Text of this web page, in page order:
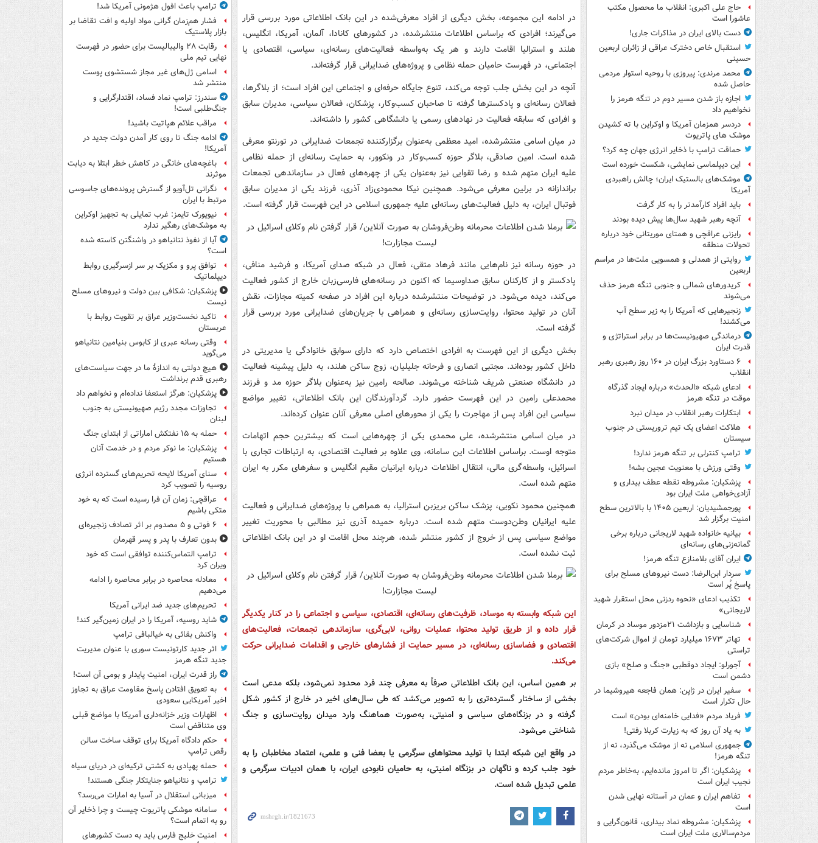
حاج علی اکبری: انقلاب ما محصول مکتب
عاشورا است
دست بالای ایران در مذاکرات جاری!
استقبال خاص دخترک عراقی از زائران اربعین
حسینی
محمد مرندی: پیروزی با روحیه استوار مردمی
حاصل شده
اجازه باز شدن مسیر دوم در تنگه هرمز را
نخواهیم داد
دردسر همزمان آمریکا و اوکراین با ته کشیدن
موشک های پاتریوت
حماقت ترامپ با ذخایر انرژی جهان چه کرد؟
این دیپلماسی نمایشی، شکست خورده است
موشک‌های بالستیک ایران؛ چالش راهبردی
آمریکا
باید افراد کارآمدتر را به کار گرفت
آنچه رهبر شهید سال‌ها پیش دیده بودند
رایزنی عراقچی و همتای موریتانی خود درباره
تحولات منطقه
روایتی از همدلی و همسویی ملت‌ها در مراسم
اربعین
کریدورهای شمالی و جنوبی تنگه هرمز حذف
می‌شوند
زنجیرهایی که آمریکا را به زیر سطح آب
می‌کشند!
درماندگی صهیونیست‌ها در برابر استراتژی و
قدرت ایران
۶ دستاورد بزرگ ایران در ۱۶۰ روز رهبری رهبر
انقلاب
ادعای شبکه «الحدث» درباره ایجاد گذرگاه
موقت در تنگه هرمز
ابتکارات رهبر انقلاب در میدان نبرد
هلاکت اعضای یک تیم تروریستی در جنوب
سیستان
ترامپ کنترلی بر تنگه هرمز ندارد!
وقتی ورزش با معنویت عجین بشه!
پزشکیان: مشروطه نقطه عطف بیداری و
آزادی‌خواهی ملت ایران بود
پورجمشیدیان: اربعین ۱۴۰۵ با بالاترین سطح
امنیت برگزار شد
بیانیه خانواده شهید لاریجانی درباره برخی
گمانه‌زنی‌های رسانه‌ای
ایران آقای بلامنازع تنگه هرمز!
سردار ابن‌الرضا: دست نیروهای مسلح برای
پاسخ پُر است
تکذیب ادعای «نحوه ردزنی محل استقرار شهید
لاریجانی»
شناسایی و بازداشت ۲۱مزدور موساد در کرمان
تهاتر ۱۶۷۳ میلیارد تومان از اموال شرکت‌های
تراستی
آجورلو: ایجاد دوقطبی «جنگ و صلح‌» بازی
دشمن است
سفیر ایران در ژاپن: همان فاجعه هیروشیما در
حال تکرار است
فریاد مردم «فدایی خامنه‌ای بودن» است
به یاد آن روز که به زیارت کربلا رفتی!
جمهوری اسلامی نه از موشک می‌گذرد، نه از
تنگه هرمز!
پزشکیان: اگر تا امروز مانده‌ایم، به‌خاطر مردم
نجیب ایران است
تفاهم ایران و عمان در آستانه نهایی شدن
است
پزشکیان: مشروطه نماد بیداری، قانون‌گرایی و
مردم‌سالاری ملت ایران است
در ادامه این مجموعه، بخش دیگری از افراد معرفی‌شده در این بانک اطلاعاتی مورد بررسی قرار
می‌گیرند؛ افرادی که براساس اطلاعات منتشرشده، در کشورهای کانادا، آلمان، آمریکا، انگلیس،
هلند و استرالیا اقامت دارند و هر یک به‌واسطه فعالیت‌های رسانه‌ای، سیاسی، اقتصادی یا
اجتماعی، در فهرست حامیان حمله نظامی و پروژه‌های ضدایرانی قرار گرفته‌اند.
آنچه در این بخش جلب توجه می‌کند، تنوع جایگاه حرفه‌ای و اجتماعی این افراد است؛ از بلاگرها،
فعالان رسانه‌ای و پادکسترها گرفته تا صاحبان کسب‌وکار، پزشکان، فعالان سیاسی، مدیران سابق
و افرادی که سابقه فعالیت در نهادهای رسمی یا دانشگاهی کشور را داشته‌اند.
در میان اسامی منتشرشده، امید معظمی به‌عنوان برگزارکننده تجمعات ضدایرانی در تورنتو معرفی
شده است. امین صادقی، بلاگر حوزه کسب‌وکار در ونکوور، به حمایت رسانه‌ای از حمله نظامی
علیه ایران متهم شده و رضا تقوایی نیز به‌عنوان یکی از چهره‌های فعال در سازماندهی تجمعات
براندازانه در برلین معرفی می‌شود. همچنین نیکا محمودی‌زاد آذری، فرزند یکی از مدیران سابق
فوتبال ایران، به دلیل فعالیت‌های رسانه‌ای علیه جمهوری اسلامی در این فهرست قرار گرفته است.
در حوزه رسانه نیز نام‌هایی مانند فرهاد متقی، فعال در شبکه صدای آمریکا، و فرشید منافی،
پادکستر و از کارکنان سابق صداوسیما که اکنون در رسانه‌های فارسی‌زبان خارج از کشور فعالیت
می‌کند، دیده می‌شود. در توضیحات منتشرشده درباره این افراد در صفحه کمیته مجازات، نقش
آنان در تولید محتوا، روایت‌سازی رسانه‌ای و همراهی با جریان‌های ضدایرانی مورد بررسی قرار
گرفته است.
بخش دیگری از این فهرست به افرادی اختصاص دارد که دارای سوابق خانوادگی یا مدیریتی در
داخل کشور بوده‌اند. مجتبی انصاری و فرحانه جلیلیان، زوج ساکن هلند، به دلیل پیشینه فعالیت
در دانشگاه صنعتی شریف شناخته می‌شوند. صالحه رامین نیز به‌عنوان بلاگر حوزه مد و فرزند
محمدعلی رامین در این فهرست حضور دارد. گردآورندگان این بانک اطلاعاتی، تغییر مواضع
سیاسی این افراد پس از مهاجرت را یکی از محورهای اصلی معرفی آنان عنوان کرده‌اند.
در میان اسامی منتشرشده، علی محمدی یکی از چهره‌هایی است که بیشترین حجم اتهامات
متوجه اوست. براساس اطلاعات این سامانه، وی علاوه بر فعالیت اقتصادی، به ارتباطات تجاری با
اسرائیل، واسطه‌گری مالی، انتقال اطلاعات درباره ایرانیان مقیم انگلیس و سفرهای مکرر به ایران
متهم شده است.
همچنین محمود نکویی، پزشک ساکن بریزبن استرالیا، به همراهی با پروژه‌های ضدایرانی و فعالیت
علیه ایرانیان وطن‌دوست متهم شده است. درباره حمیده آذری نیز مطالبی با محوریت تغییر
مواضع سیاسی پس از خروج از کشور منتشر شده، هرچند محل اقامت او در این بانک اطلاعاتی
ثبت نشده است.
این شبکه وابسته به موساد، ظرفیت‌های رسانه‌ای، اقتصادی، سیاسی و اجتماعی را در کنار یکدیگر
قرار داده و از طریق تولید محتوا، عملیات روانی، لابی‌گری، سازماندهی تجمعات، فعالیت‌های
اقتصادی و فضاسازی رسانه‌ای، در مسیر حمایت از فشارهای خارجی و اقدامات ضدایرانی حرکت
می‌کند.
بر همین اساس، این بانک اطلاعاتی صرفاً به معرفی چند فرد محدود نمی‌شود، بلکه مدعی است
بخشی از ساختار گسترده‌تری را به تصویر می‌کشد که طی سال‌های اخیر در خارج از کشور شکل
گرفته و در بزنگاه‌های سیاسی و امنیتی، به‌صورت هماهنگ وارد میدان روایت‌سازی و جنگ
شناختی می‌شود.
در واقع این شبکه ابتدا با تولید محتواهای سرگرمی یا بعضا فنی و علمی، اعتماد مخاطبان را به
خود جلب کرده و ناگهان در بزنگاه امنیتی، به حامیان نابودی ایران، با همان ادبیات سرگرمی و
علمی تبدیل شده است.
ترامپ باعث افول هژمونی آمریکا شد!
فشار هم‌زمان گرانی مواد اولیه و افت تقاضا بر
بازار پلاستیک
رقابت ۲۸ والیبالیست برای حضور در فهرست
نهایی تیم ملی
اسامی ژل‌های غیر مجاز شستشوی پوست
منتشر شد
سندرز: ترامپ نماد فساد، اقتدارگرایی و
جنگ‌طلبی است!
مراقب علائم هپاتیت باشید!
ادامه جنگ تا روی کار آمدن دولت جدید در
آمریکا!
باغچه‌های خانگی در کاهش خطر ابتلا به دیابت
موثرند
نگرانی تل‌آویو از گسترش پرونده‌های جاسوسی
مرتبط با ایران
نیویورک تایمز: غرب تمایلی به تجهیز اوکراین
به موشک‌های رهگیر ندارد
آیا از نفوذ نتانیاهو در واشنگتن کاسته شده
است؟
توافق پرو و مکزیک بر سر ازسرگیری روابط
دیپلماتیک
پزشکیان: شکافی بین دولت و نیروهای مسلح
نیست
تاکید نخست‌وزیر عراق بر تقویت روابط با
عربستان
وقتی رسانه عبری از کابوس بنیامین نتانیاهو
می‌گوید
هیچ دولتی به اندازۀ ما در جهت سیاست‌های
رهبری قدم برنداشت
پزشکیان: هرگز استعفا نداده‌ام و نخواهم داد
تجاوزات مجدد رژیم صهیونیستی به جنوب
لبنان
حمله به ۱۵ نفتکش‌ اماراتی از ابتدای جنگ
پزشکیان: ما نوکر مردم و در خدمت آنان
هستیم
سنای آمریکا لایحه تحریم‌های گسترده انرژی
روسیه را تصویب کرد
عراقچی: زمان آن فرا رسیده است که به خود
متکی باشیم
۶ فوتی و ۵ مصدوم بر اثر تصادف زنجیره‌ای
بدون تعارف با پدر و پسر قهرمان
ترامپ التماس‌کننده توافقی است که خود
ویران کرد
معادله محاصره در برابر محاصره را ادامه
می‌دهیم
تحریم‌های جدید ضد ایرانی آمریکا
شاید روسیه، آمریکا را در ایران زمین‌گیر کند!
واکنش بقائی به خیالبافی ترامپ
اثر جدید کارتونیست سوری با عنوان مدیریت
جدید تنگه هرمز
راز قدرت ایران، امنیت پایدار و بومی آن است!
به تعویق افتادن پاسخ مقاومت عراق به تجاوز
اخیر آمریکایی سعودی
اظهارات وزیر خزانه‌داری آمریکا با مواضع قبلی
وی متناقض است
حکم دادگاه آمریکا برای توقف ساخت سالن
رقص ترامپ
حمله پهپادی به کشتی ترکیه‌ای در دریای سیاه
ترامپ و نتانیاهو جنایتکار جنگی هستند!
میزبانی استقلال در آسیا به امارات می‌رسد؟
سامانه موشکی پاتریوت چیست و چرا ذخایر آن
رو به اتمام است؟
امنیت خلیج فارس باید به دست کشورهای